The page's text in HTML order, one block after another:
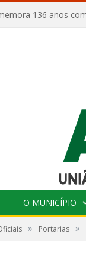
O MUNICÍPIO
» Portarias »